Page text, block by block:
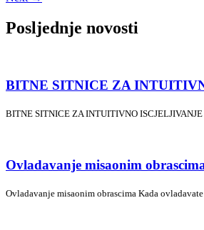
Posljednje novosti
BITNE SITNICE ZA
BITNE SITNICE ZA INTUITIVNO
Ovladavanje misaonim
Ovladavanje misaonim obrascima Kada